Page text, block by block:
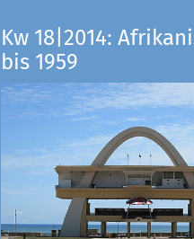
Kw 18|2014:
bis 1959